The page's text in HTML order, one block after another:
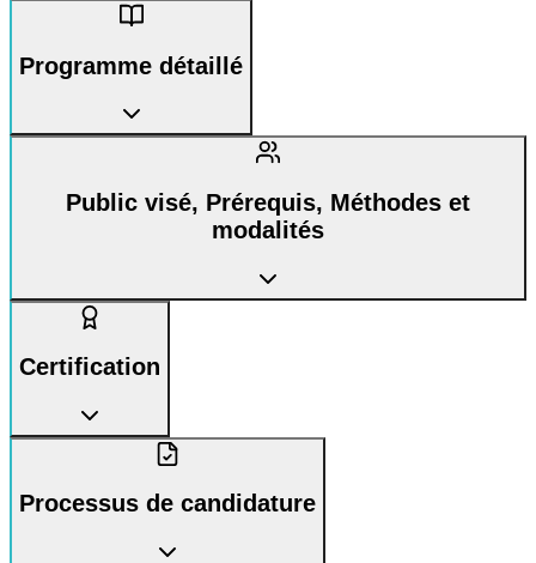
Programme détaillé
Public visé, Prérequis, Méthodes et
modalités
Certification
Processus de candidature